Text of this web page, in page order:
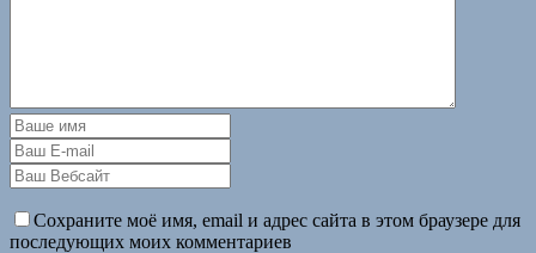
Сохраните моё имя, email и адрес сайта в этом браузере для
последующих моих комментариев